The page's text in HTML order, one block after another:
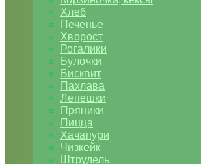
Хлеб
Печенье
Хворост
Рогалики
Булочки
Бисквит
Пахлава
Лепешки
Пряники
Пицца
Хачапури
Чизкейк
Штрудель